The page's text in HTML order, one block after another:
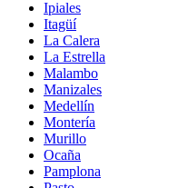
Ipiales
Itagüí
La Calera
La Estrella
Malambo
Manizales
Medellín
Montería
Murillo
Ocaña
Pamplona